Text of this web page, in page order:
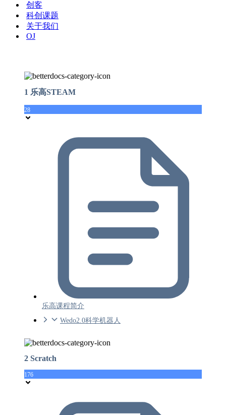
创客
科创课题
关于我们
OJ
1 乐高STEAM
28
乐高课程简介
Wedo2.0科学机器人
2 Scratch
176